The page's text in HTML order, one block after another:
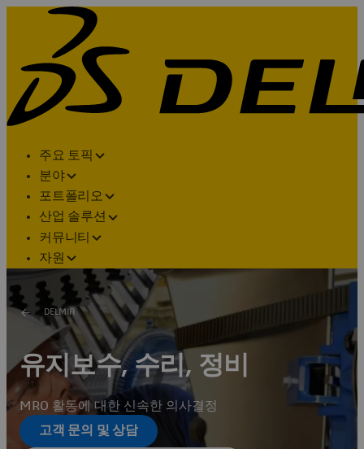
주요 토픽
분야
포트폴리오
산업 솔루션
커뮤니티
자원
DELMIA
유지보수, 수리, 정비
MRO 활동에 대한 신속한 의사결정
고객 문의 및 상담